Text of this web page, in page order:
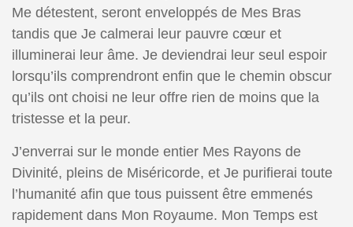
Me détestent, seront enveloppés de Mes Bras
tandis que Je calmerai leur pauvre cœur et
illuminerai leur âme. Je deviendrai leur seul espoir
lorsqu’ils comprendront enfin que le chemin obscur
qu’ils ont choisi ne leur offre rien de moins que la
tristesse et la peur.
J’enverrai sur le monde entier Mes Rayons de
Divinité, pleins de Miséricorde, et Je purifierai toute
l’humanité afin que tous puissent être emmenés
rapidement dans Mon Royaume. Mon Temps est